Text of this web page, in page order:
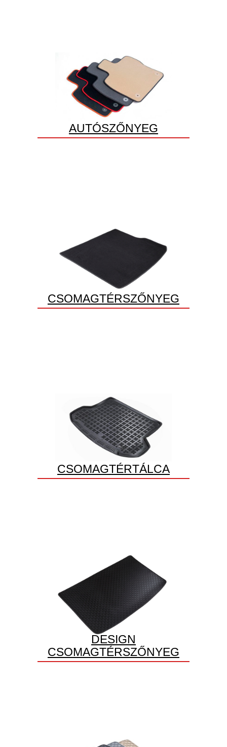
AUTÓSZŐNYEG
CSOMAGTÉRSZŐNYEG
CSOMAGTÉRTÁLCA
DESIGN
CSOMAGTÉRSZŐNYEG